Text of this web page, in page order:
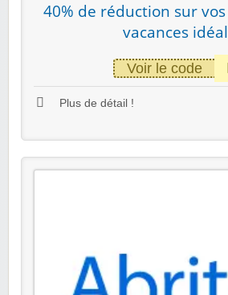
40% de réduction sur
vacances
Voir le code
Plus de détail !